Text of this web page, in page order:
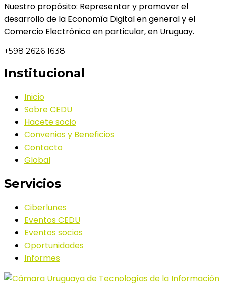
Nuestro propósito: Representar y promover el
desarrollo de la Economía Digital en general y el
Comercio Electrónico en particular, en Uruguay.
+598 2626 1638
Institucional
Inicio
Sobre CEDU
Hacete socio
Convenios y Beneficios
Contacto
Global
Servicios
Ciberlunes
Eventos CEDU
Eventos socios
Oportunidades
Informes